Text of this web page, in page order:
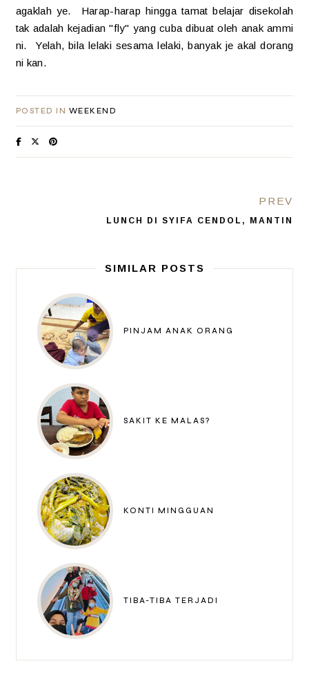
agaklah ye. Harap-harap hingga tamat belajar disekolah
tak adalah kejadian "fly" yang cuba dibuat oleh anak ammi
ni. Yelah, bila lelaki sesama lelaki, banyak je akal dorang
ni kan.
POSTED IN WEEKEND
PREV
LUNCH DI SYIFA CENDOL, MANTIN
SIMILAR POSTS
PINJAM ANAK ORANG
SAKIT KE MALAS?
KONTI MINGGUAN
TIBA-TIBA TERJADI